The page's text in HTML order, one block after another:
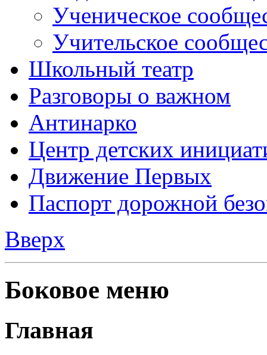
Ученическое
Учительское
Школьный театр
Разговоры о важном
Антинарко
Центр детских
Движение Первых
Паспорт дорожной
Вверх
Боковое меню
Главная